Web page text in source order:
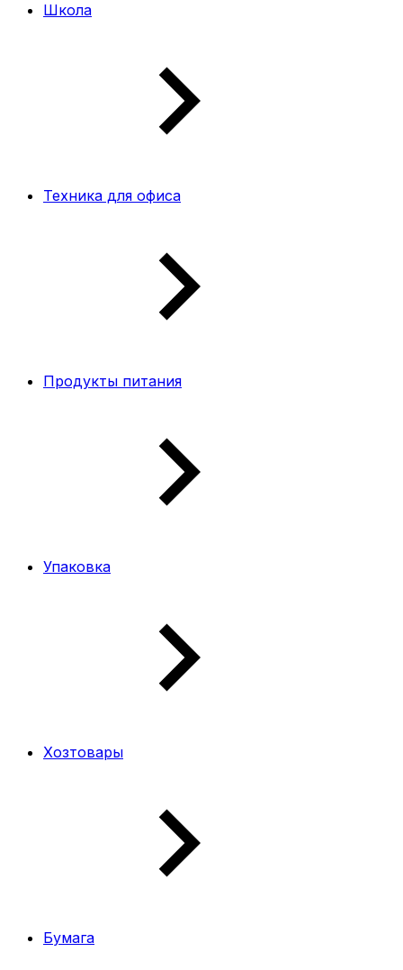
Школа
Техника для офиса
Продукты питания
Упаковка
Хозтовары
Бумага